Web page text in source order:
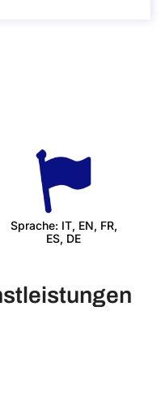
Sprache: IT, EN, FR,
ES, DE